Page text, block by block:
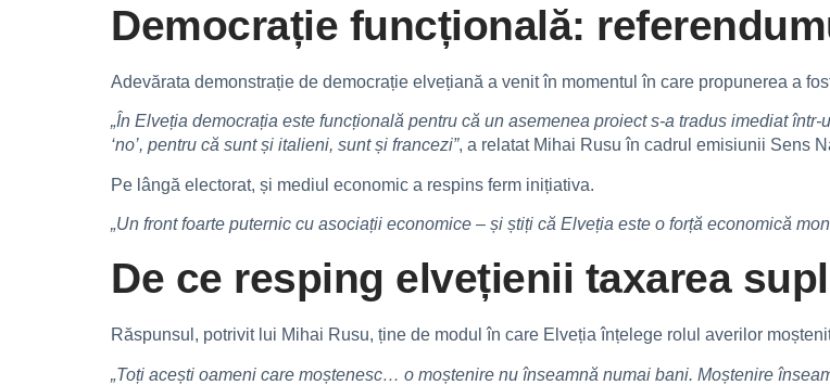
Democrație funcțională:
Adevărata demonstrație de democrație elvețiană a venit în momentul în care propunerea a
„În Elveția democrația este funcțională pentru că un asemenea proiect s-a tradus imediat într-
‘no’, pentru că sunt și italieni, sunt și francezi”, a relatat Mihai Rusu în cadrul emisiunii Sens
Pe lângă electorat, și mediul economic a respins ferm inițiativa.
„Un front foarte puternic cu asociații economice – și știți că Elveția este o forță economică
De ce resping elvețienii taxarea
Răspunsul, potrivit lui Mihai Rusu, ține de modul în care Elveția înțelege rolul averilor
„Toți acești oameni care moștenesc… o moștenire nu înseamnă numai bani. Moștenire